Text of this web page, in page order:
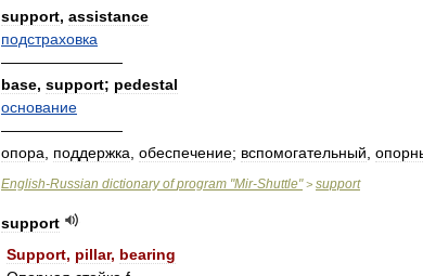
support, assistance
подстраховка
————————
base, support; pedestal
основание
————————
опора
поддержка обеспечение; вспомогательный
English-Russian dictionary of program "Mir-Shuttle"> support
support
Support, pillar, bearing